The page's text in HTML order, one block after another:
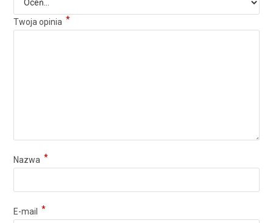
Twoja opinia *
Nazwa *
E-mail *